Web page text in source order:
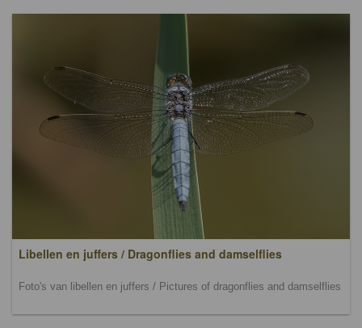
Libellen en juffers / Dragonflies and damselflies
Foto's van libellen en juffers / Pictures of dragonflies and damselflies